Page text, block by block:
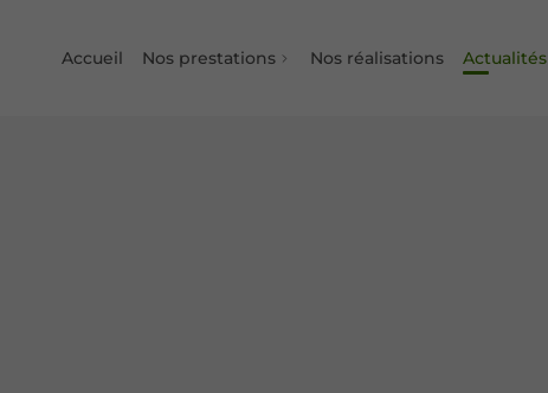
Accueil Nos prestations Nos réalisations Actualités